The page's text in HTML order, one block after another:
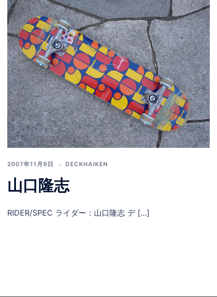
2007年11月9日 DECKHAIKEN
山口隆志
RIDER/SPEC ライダー：山口隆志 デ […]